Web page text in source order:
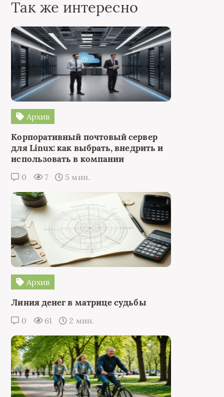
Так же интересно
Архив
Корпоративный почтовый сервер
для Linux: как выбрать, внедрить и
использовать в компании
0 7 5 мин.
Архив
Линия денег в матрице судьбы
0 61 2 мин.